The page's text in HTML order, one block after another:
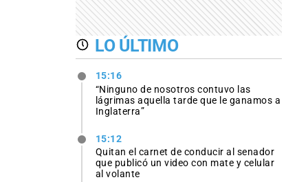
LO ÚLTIMO
15:16
“Ninguno de nosotros contuvo las
lágrimas aquella tarde que le ganamos a
Inglaterra”
15:12
Quitan el carnet de conducir al senador
que publicó un video con mate y celular
al volante